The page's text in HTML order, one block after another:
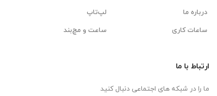
درباره ما
ساعات کاری
لپ‌تاپ
ساعت و مچ‌بند
ارتباط با ما
ما را در شبکه های اجتماعی دنبال کنید